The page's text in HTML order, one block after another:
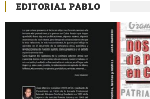
EDITORIAL PABLO